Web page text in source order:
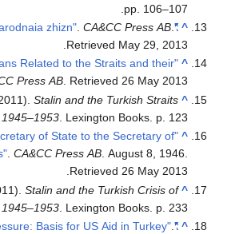
pp. 106–107.
^
"Mezhdunarodnaia zhizn"
.CA&CC Press AB .
Retrieved May 29, 2013
^
Related to the Straits and their
Press AB. Retrieved26 May 2013
^
Stalin and the Turkish Straits
. Lexington Books. p. 123.
^
of State to the Secretary of
. CA&CC Press AB . August 8, 1946
Retrieved 26 May 2013
^
Stalin and the Turkish Crisis of
. Lexington Books. p. 233.
^
"Russian Pressure: Basis for US Aid in Turkey"
.